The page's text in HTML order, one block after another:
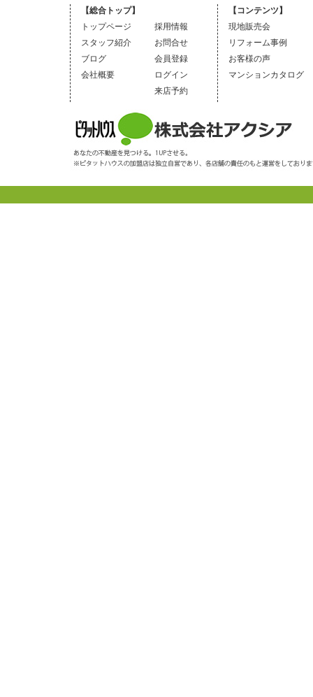
【総合トップ】
トップページ
スタッフ紹介
ブログ
会社概要
採用情報
お問合せ
会員登録
ログイン
来店予約
【コンテンツ】
現地販売会
リフォーム事例
お客様の声
マンションカタログ